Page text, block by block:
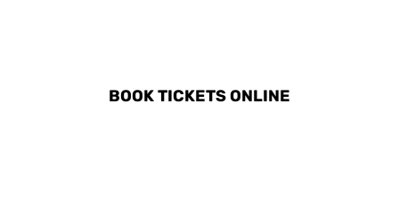
BOOK TICKETS ONLINE